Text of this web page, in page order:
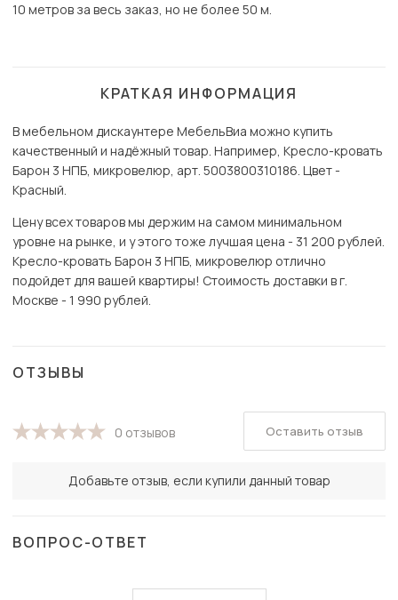
10 метров за весь заказ, но не более 50 м.
КРАТКАЯ ИНФОРМАЦИЯ
В мебельном дискаунтере МебельВиа можно купить
качественный и надёжный товар. Например, Кресло-кровать
Барон 3 НПБ, микровелюр, арт. 5003800310186. Цвет -
Красный.
Цену всех товаров мы держим на самом минимальном
уровне на рынке, и у этого тоже лучшая цена - 31 200 рублей.
Кресло-кровать Барон 3 НПБ, микровелюр отлично
подойдет для вашей квартиры! Стоимость доставки в г.
Москве - 1 990 рублей.
ОТЗЫВЫ
0 отзывов
Добавьте отзыв, если купили данный товар
Оставить отзыв
ВОПРОС-ОТВЕТ